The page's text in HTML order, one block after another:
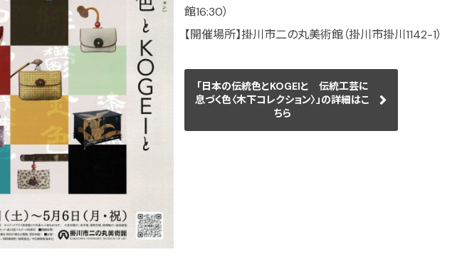
館16:30）
【開催場所】掛川市二の丸美術館（掛川市掛川1142-1）
「日本の伝統色とKOGEIと 伝統工芸に
息づく色〈木下コレクション〉」の詳細はこ
ちら